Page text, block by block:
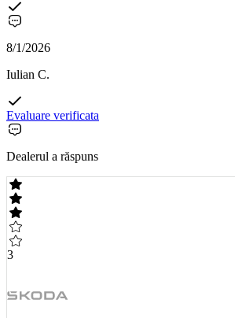
8/1/2026
Iulian C.
Evaluare verificata
Dealerul a răspuns
3